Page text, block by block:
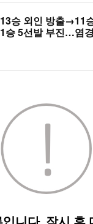
13승 외인 방출→11
1승 5선발 부진…염